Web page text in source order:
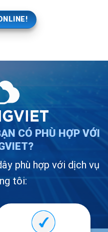
CÓ PHÙ HỢP VỚI
phù hợp với dịch vụ
tôi: